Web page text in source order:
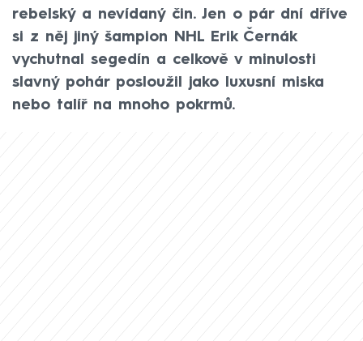
rebelský a nevídaný čin. Jen o pár dní dříve
si z něj jiný šampion NHL Erik Černák
vychutnal segedín a celkově v minulosti
slavný pohár posloužil jako luxusní miska
nebo talíř na mnoho pokrmů.